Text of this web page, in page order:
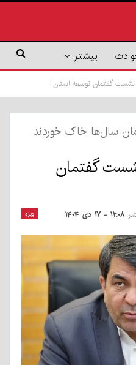
بیشتر
نشست گفتمان توسعه استان:
سال‌ها خاک خوردند
گفتمان
ویژه ۱۲:۰۸ - ۱۷ دی ۱۴۰۴